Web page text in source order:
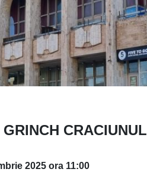
CRACIUNUL
2025 ora 11:00